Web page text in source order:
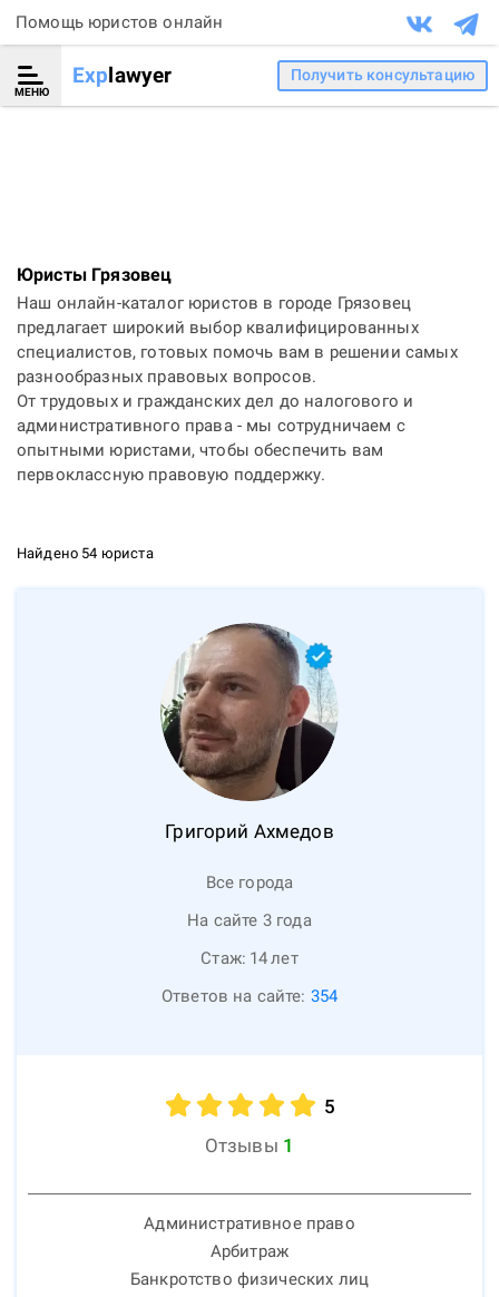
Помощь юристов онлайн
МЕНЮ
Explawyer Получить консультацию
Юристы Грязовец
Наш онлайн-каталог юристов в городе Грязовец
предлагает широкий выбор квалифицированных
специалистов, готовых помочь вам в решении самых
разнообразных правовых вопросов.
От трудовых и гражданских дел до налогового и
административного права - мы сотрудничаем с
опытными юристами, чтобы обеспечить вам
первоклассную правовую поддержку.
Найдено 54 юриста
Григорий Ахмедов
Все города
На сайте 3 года
Стаж: 14лет
Ответов на сайте: 354
5
Отзывы 1
Административное право
Арбитраж
Банкротство физических лиц